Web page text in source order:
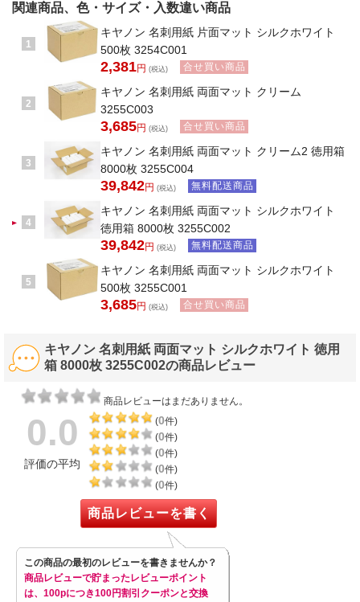
関連商品、色・サイズ・入数違い商品
1
キヤノン 名刺用紙 片面マット シルクホワイト
500枚 3254C001
2,381円 (税込) 合せ買い商品
2
キヤノン 名刺用紙 両面マット クリーム
3255C003
3,685円 (税込) 合せ買い商品
3
キヤノン 名刺用紙 両面マット クリーム2 徳用箱
8000枚 3255C004
39,842円 (税込) 無料配送商品
4
キヤノン 名刺用紙 両面マット シルクホワイト
徳用箱 8000枚 3255C002
39,842円 (税込) 無料配送商品
5
キヤノン 名刺用紙 両面マット シルクホワイト
500枚 3255C001
3,685円 (税込) 合せ買い商品
キヤノン 名刺用紙 両面マット シルクホワイト 徳用
箱 8000枚 3255C002の商品レビュー
商品レビューはまだありません。
0.0
評価の平均
(0件)
(0件)
(0件)
(0件)
(0件)
商品レビューを書く
この商品の最初のレビューを書きませんか？
商品レビューで貯まったレビューポイント
は、100pにつき100円割引クーポンと交換